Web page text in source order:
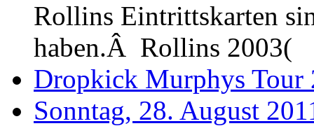
Rollins Eintrittskarten
haben.Â Rollins 2003(
Dropkick Murphys Tour
Sonntag, 28. August